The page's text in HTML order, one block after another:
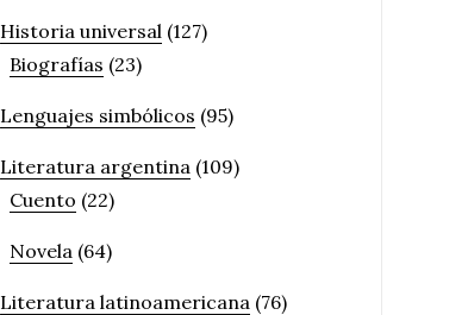
Historia universal (127)
Biografías (23)
Lenguajes simbólicos (95)
Literatura argentina (109)
Cuento (22)
Novela (64)
Literatura latinoamericana (76)